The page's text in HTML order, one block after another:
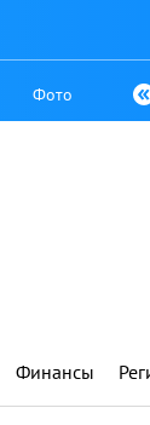
Фото
Финансы